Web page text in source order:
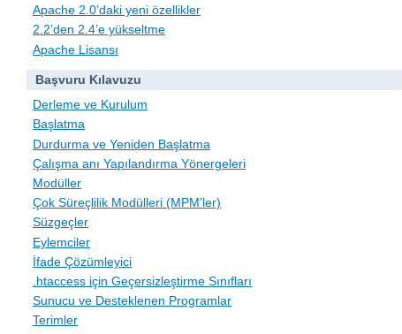
Apache 2.0’daki yeni özellikler
2.2’den 2.4’e yükseltme
Apache Lisansı
Başvuru Kılavuzu
Derleme ve Kurulum
Başlatma
Durdurma ve Yeniden Başlatma
Çalışma anı Yapılandırma Yönergeleri
Modüller
Çok Süreçlilik Modülleri (MPM’ler)
Süzgeçler
Eylemciler
İfade Çözümleyici
.htaccess için Geçersizleştirme Sınıfları
Sunucu ve Desteklenen Programlar
Terimler